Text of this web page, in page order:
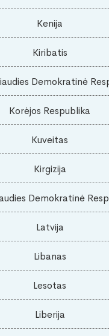
Kenija
Kiribatis
Demokratinė
Korėjos Respublika
Kuveitas
Kirgizija
Demokratinė
Latvija
Libanas
Lesotas
Liberija